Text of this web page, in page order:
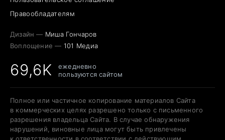
Правообладателям
Дизайн — Миша Гончаров
Воплощение — 101 Медиа
69,6K
ежедневно
пользуются сайтом
Полное или частичное копирование материалов Сайта
в коммерческих целях разрешено только с письменного
разрешения владельца Сайта. В случае обнаружения
нарушений, виновные лица могут быть привлечены